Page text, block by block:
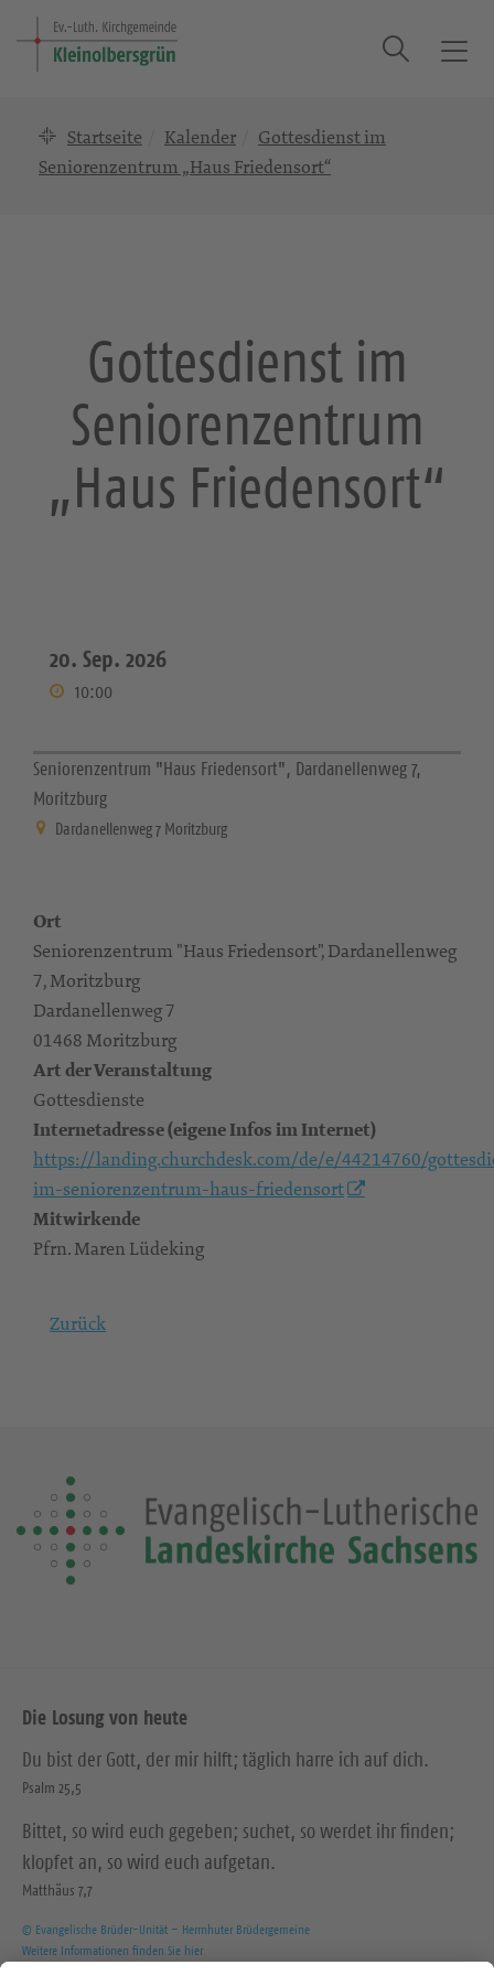
T
Suche
Startseite Kalender
Gottesdienst im
Seniorenzentrum „Haus Friedensort“
Gottesdienst im
Seniorenzentrum
„Haus Friedensort“
20. Sep. 2026
10:00
Seniorenzentrum "Haus Friedensort", Dardanellenweg 7,
Moritzburg
Dardanellenweg 7 Moritzburg
Ort
Seniorenzentrum "Haus Friedensort", Dardanellenweg
7, Moritzburg
Dardanellenweg 7
01468 Moritzburg
Art der Veranstaltung
Gottesdienste
Internetadresse (eigene Infos im Internet)
https://landing.churchdesk.com/de/e/44214760/
im-seniorenzentrum-haus-friedensort
Mitwirkende
Pfrn. Maren Lüdeking
Zurück
Die Losung von heute
Du bist der Gott, der mir hilft; täglich harre ich auf dich.
Psalm 25,5
Bittet, so wird euch gegeben; suchet, so werdet ihr finden;
klopfet an, so wird euch aufgetan.
Matthäus 7,7
© Evangelische Brüder-Unität – Herrnhuter Brüdergemeine
Weitere Informationen finden Sie hier